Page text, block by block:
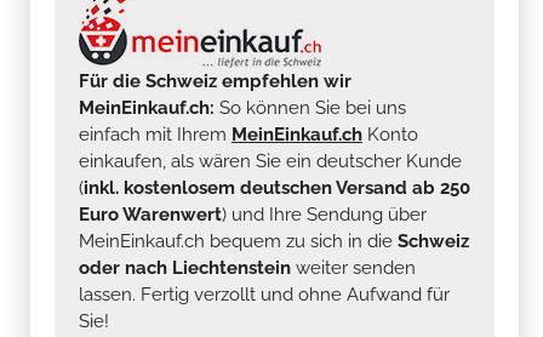
Für die Schweiz empfehlen wir
MeinEinkauf.ch: So können Sie bei uns
einfach mit Ihrem MeinEinkauf.ch Konto
einkaufen, als wären Sie ein deutscher Kunde
(inkl. kostenlosem deutschen Versand ab 250
Euro Warenwert) und Ihre Sendung über
MeinEinkauf.ch bequem zu sich in die Schweiz
oder nach Liechtenstein weiter senden
lassen. Fertig verzollt und ohne Aufwand für
Sie!